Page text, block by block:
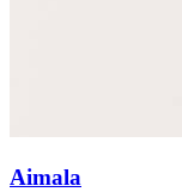
Aimala